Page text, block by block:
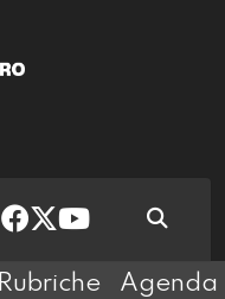
Rubriche Agenda